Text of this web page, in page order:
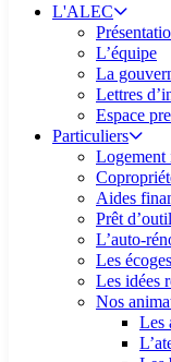
L'ALEC
L’équipe
La
Lettres
Espace
Particuliers
Aides
Prêt
L’auto-
Les
Les idées
Nos
Les